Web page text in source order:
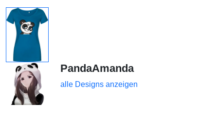
PandaAmanda
alle Designs anzeigen